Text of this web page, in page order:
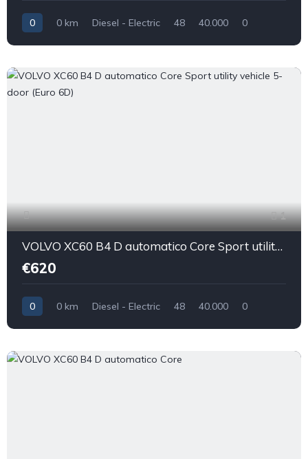
0 0 km Diesel - Electric 48 40.000 0
1
VOLVO XC60 B4 D automatico Core Sport utility vehicle 5-door (Euro 6D)
€620
0 0 km Diesel - Electric 48 40.000 0